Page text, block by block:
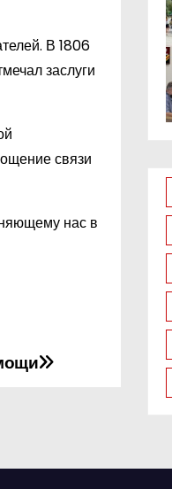
В 1806
заслуги
связи
нас в